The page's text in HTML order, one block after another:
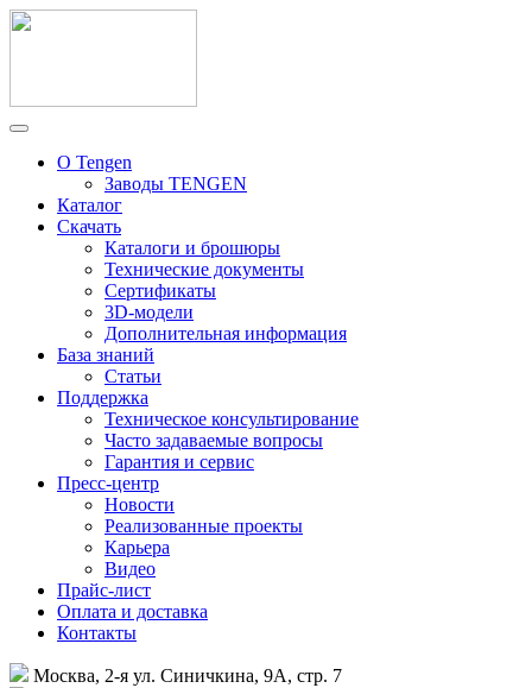
О Tengen
Заводы TENGEN
Каталог
Скачать
Каталоги и брошюры
Технические документы
Сертификаты
3D-модели
Дополнительная информация
База знаний
Статьи
Поддержка
Техническое консультирование
Часто задаваемые вопросы
Гарантия и сервис
Пресс-центр
Новости
Реализованные проекты
Карьера
Видео
Прайс-лист
Оплата и доставка
Контакты
Москва, 2-я ул. Синичкина, 9А, стр. 7